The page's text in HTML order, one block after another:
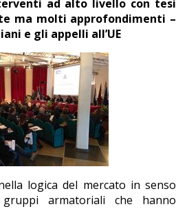
ad alto livello con tesi
ma molti approfondimenti –
e gli appelli all’UE
logica del mercato in senso
armatoriali che hanno